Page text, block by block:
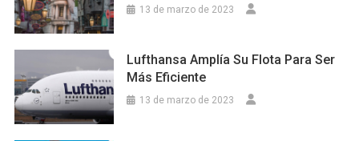
13 de marzo de 2023
Lufthansa Amplía Su Flota Para Ser
Más Eficiente
13 de marzo de 2023